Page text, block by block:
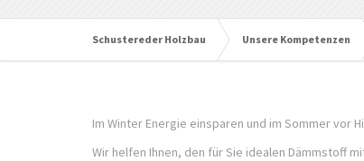
Schustereder Holzbau Unsere Kompetenzen
Im Winter Energie einsparen und im Sommer vor
Wir helfen Ihnen, den für Sie idealen Dämmstoff